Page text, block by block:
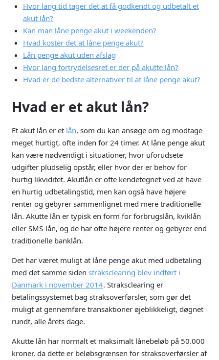
Om Lendo
Lendo er ejet af det danske selskab Mybanker A/S
(CVR-nr: 39572877).
00 10
Vestergade 18E, 1456
København K
Hvor lang tid tager det at få godkendt og udbetalt et
akut lån?
Kan man låne penge akut i weekenden?
Hvad koster det at låne penge akut?
Lån penge akut uden afslag
Hvor lang fortrydelsesret er der på akutte lån?
Hvad er de bedste alternativer til at låne penge akut?
Hvad er et akut lån?
Et akut lån er et lån, som du kan ansøge om og modtage
meget hurtigt, ofte inden for 24 timer. At låne penge akut
kan være nødvendigt i situationer, hvor uforudsete
udgifter pludselig opstår, eller hvor der er behov for
hurtig likviditet. Akutlån er ofte kendetegnet ved at have
en hurtig udbetalingstid, men kan også have højere
renter og gebyrer sammenlignet med mere traditionelle
lån. Akutte lån er typisk en form for forbrugslån, kviklån
eller SMS-lån, og de har ofte højere renter og gebyrer end
traditionelle banklån.
Det har været muligt at låne penge akut med udbetaling
med det samme siden straksclearing blev indført i
Danmark i november 2014. Straksclearing er
betalingssystemet bag straksoverførsler, som gør det
muligt at gennemføre transaktioner øjeblikkeligt, døgnet
rundt, alle årets dage.
Akutte lån har normalt et maksimalt lånebeløb på 50.000
kroner, da dette er beløbsgrænsen for straksoverførsler af